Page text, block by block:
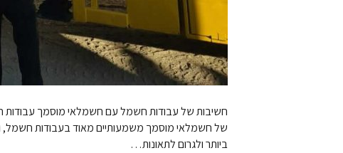
חשיבות של עבודות חשמל עם חשמלאי מוסמך עבודות
של חשמלאי מוסמך משמעותיים מאוד בעבודות חשמל,
ביותר ולגרום לתאונות…